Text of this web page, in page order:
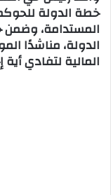
خطة الدولة
المستدامة،
الدولة، مناشدًا
المالية لتفادي